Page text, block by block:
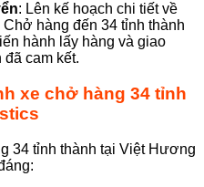
: Lên kế hoạch chi tiết về
hàng đến 34 tỉnh thành
hành lấy hàng và giao
cam kết.
xe chở hàng 34 tỉnh
34 tỉnh thành tại Việt Hương